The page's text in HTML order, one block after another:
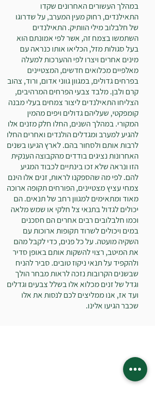
במהלך העשורים האחרונים שקדו
התאילנדים, רחוק מעין המערב, על שדרוגו
של חלבלוב מילי הוותיק. התאילנדים
השתמשו בצמח זה, אשר לפי אמונתם הוא
בעל סגולות מזל, הכליאו אותו כנראה עם
מינים אחרים ויצרו לפי ההערכות למעלה
מאלפיים מכלואים חדשים, המצטיינים
בפרחים גדולים, במגוון גווני אדום, ורוד, צהוב
קרם ולבן. מלבד צבעי הפרחים המרהיבים,
הצליחו התאילנדים ליצור צמחים בעלי מבנה
קומפקטי, שעליהם גדולים ויפים מהמין
המקורי. במהלך השנים, החלו חלק מזנים אלו
להגיע למערב ומגדלים הולנדים ואחרים החלו
לרבות אותם ולסחור בהם. לארץ הגיעו בשנים
האחרונות נציגים בודדים מהקבוצה הענקית
הזו ונראה שלא זכו בינתיים לכבוד המגיע
להם. לפי מה שהספקנו לראות, זנים אלו הינם
צמחי עציץ מצטיינים, הפורחים תקופה ארוכה
מאוד ומתאימים למגוון רחב של תנאים. הם
יכולים לגדול בתנאי צל חלקי או שמש מלאה
וכמו חלבלובים רבים אחרים הם חסכנים
במים ויכולים לשרוד תקופות ארוכות עם
השקיה מועטה. על כל פנים, כדי לקבל מהם
את המיטב, רצוי להשקות אותם באופן סדיר
ולהקפיד על תנאי ניקוז טובים. סביר להניח
שבשנים הקרובות נזכה לראות מבחר הולך
וגדל של זנים מכלוא אלו בשלל צבעים וגדלים
ועד אז, אנו ממליצים לכם לנסות את אלו
שכבר הגיעו אלינו.